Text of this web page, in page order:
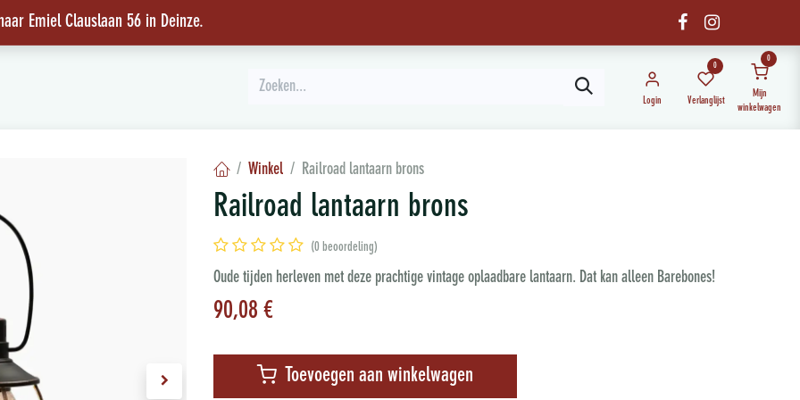
Emiel Clauslaan 56 in Deinze.
Login
0
Verlanglijst
0
Mijn
winkelwagen
Winkel Railroad lantaarn brons
Railroad lantaarn brons
(0 beoordeling)
Oude tijden herleven met deze prachtige vintage oplaadbare lantaarn. Dat kan alleen Barebones!
90,08 €
Toevoegen aan winkelwagen